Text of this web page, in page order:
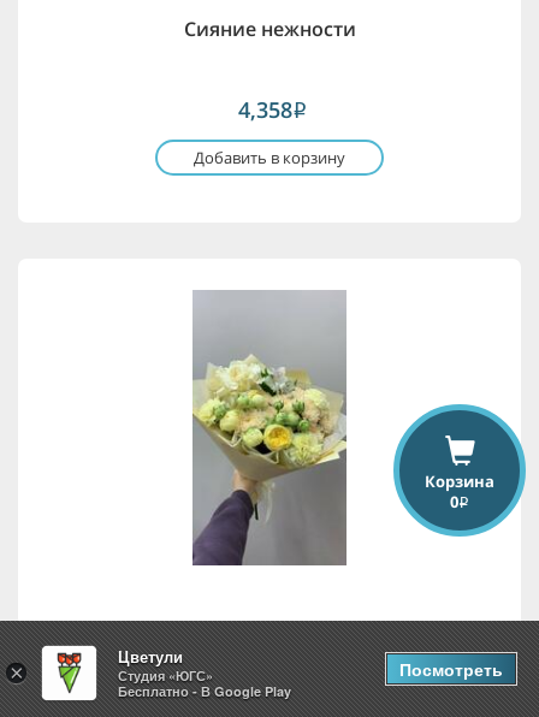
Сияние нежности
4,358i
Добавить в корзину
Весенняя симфония
Корзина
0i
×
Цветули
Студия «ЮГС»
Бесплатно - В Google Play
Посмотреть